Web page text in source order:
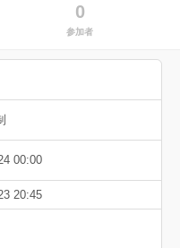
0
参加者
00:00
20:45